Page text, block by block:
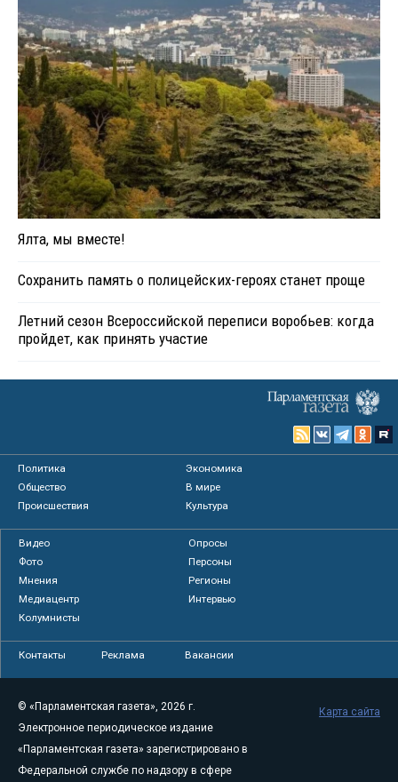
Ялта, мы вместе!
Сохранить память о полицейских-героях станет проще
Летний сезон Всероссийской переписи воробьев: когда
пройдет, как принять участие
Политика
Экономика
Общество
В мире
Происшествия
Культура
Видео
Опросы
Фото
Персоны
Мнения
Регионы
Медиацентр
Интервью
Колумнисты
Контакты Реклама Вакансии
© «Парламентская газета», 2026 г.
Электронное периодическое издание
«Парламентская газета» зарегистрировано в
Федеральной службе по надзору в сфере
Карта сайта